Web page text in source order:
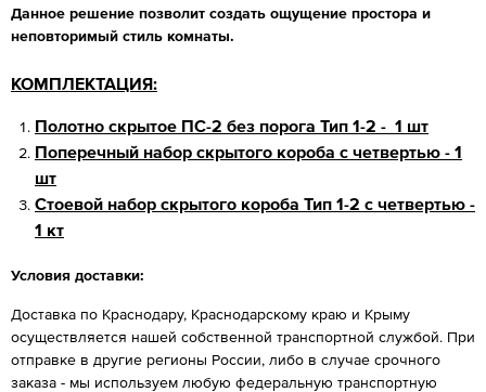
Данное решение позволит создать ощущение простора и
неповторимый стиль комнаты.
КОМПЛЕКТАЦИЯ:
Полотно скрытое ПС-2 без порога Тип 1-2 - 1 шт
Поперечный набор скрытого короба с четвертью - 1
шт
Стоевой набор скрытого короба Тип 1-2 с четвертью -
1 кт
Условия доставки:
Доставка по Краснодару, Краснодарскому краю и Крыму
осуществляется нашей собственной транспортной службой. При
отправке в другие регионы России, либо в случае срочного
заказа - мы используем любую федеральную транспортную